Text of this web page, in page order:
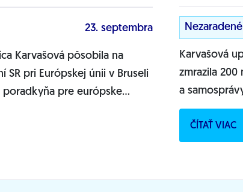
23. septembra
Karvašová pôsobila na
SR pri Európskej únii v Bruseli
poradkyňa pre európske
Už vyše roka
Nezaradené
Karvašová
zmrazila
a
NA...
ČÍTAŤ VIAC